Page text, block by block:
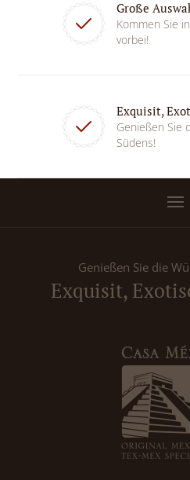
Große
Kommen Sie
vorbei!
Exquisit,
Genießen Sie
Südens!
Genießen Sie die
Exquisit,